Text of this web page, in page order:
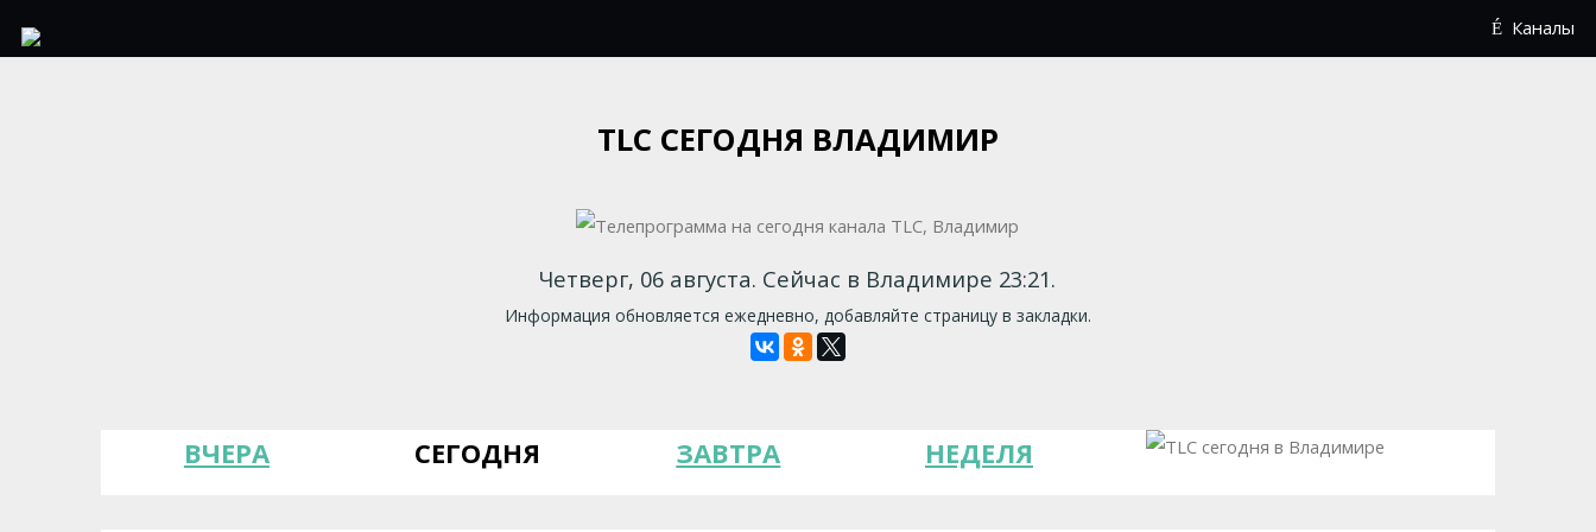
Каналы
TLC СЕГОДНЯ ВЛАДИМИР
Четверг, 06 августа. Сейчас в Владимире 23:21.
Информация обновляется ежедневно, добавляйте страницу в закладки.
ВЧЕРА СЕГОДНЯ ЗАВТРА НЕДЕЛЯ